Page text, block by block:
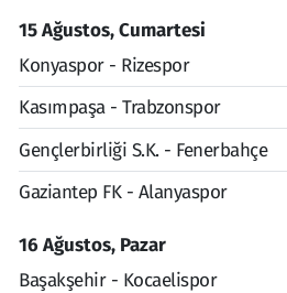
15 Ağustos, Cumartesi
Konyaspor - Rizespor
Kasımpaşa - Trabzonspor
Gençlerbirliği S.K. - Fenerbahçe
Gaziantep FK - Alanyaspor
16 Ağustos, Pazar
Başakşehir - Kocaelispor